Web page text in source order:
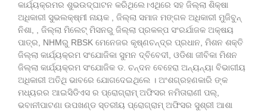
କାର୍ଯ୍ୟକ୍ରମର ଶୁଭଉଦ୍ଘାଟନ କରିଥିଲେ।ଏଥିରେ ସହ ଜିଲ୍ଲା ଶିକ୍ଷା
ଅଧିକାରୀ ସୁଭଲକ୍ଷ୍ମୀ ନାୟକ , ଜିଲ୍ଲା ସମାଜ ମଙ୍ଗଳ ଅଧିକାରୀ ମୁଜିବୁନ୍
ନିଶା, , ଜିଲ୍ଲା ମିଲେଟ୍ ମିସନରୁ ଜିଲ୍ଲା ପ୍ରକଳ୍ପ ସଂରର୍ଯାଜକ ଅକ୍ଷୟ
ପାତ୍ର, NHMରୁ RBSK ମେନେଜର କୃଷ୍ଣଚନ୍ଦ୍ର ପ୍ରଧାନ, ମିଶନ ଶକ୍ତି
ଜିଲ୍ଲା କାର୍ଯ୍ୟକ୍ରମ ସଂଯୋଜିକା ସୁମନ ଦ୍ବିବେଦୀ, ଓଡିଶା ଜୀବିକା ମିଶନ
ଜିଲ୍ଲା କାର୍ଯ୍ୟକ୍ରମ ସଂଯୋଜିକ ଡ. ଚନ୍ଦନ ବେହେରା ଅନ୍ୟନ୍ୟା ବିଭାଗୀୟ
ଅଧିକାରୀ ଅତିଥି ଭାବରେ ଯୋଗଦେଇଥିଲେ । ଅଂଶଗ୍ରହଣକାରି ଙ୍କ
ମଧ୍ୟରର ଆଇସିଡିଏସ ର ପ୍ରୋଗ୍ରାମ୍ ଅଫିସର ନମିତାରାଣୀ ପଲ୍,
ଭବାନୀପାଟଣା ଉପଖଣ୍ଡ ସ୍ତରୀୟ ପ୍ରୋଗ୍ରାମ୍ ଅଫିସର ସୁଶ୍ରୀ ଆଶା